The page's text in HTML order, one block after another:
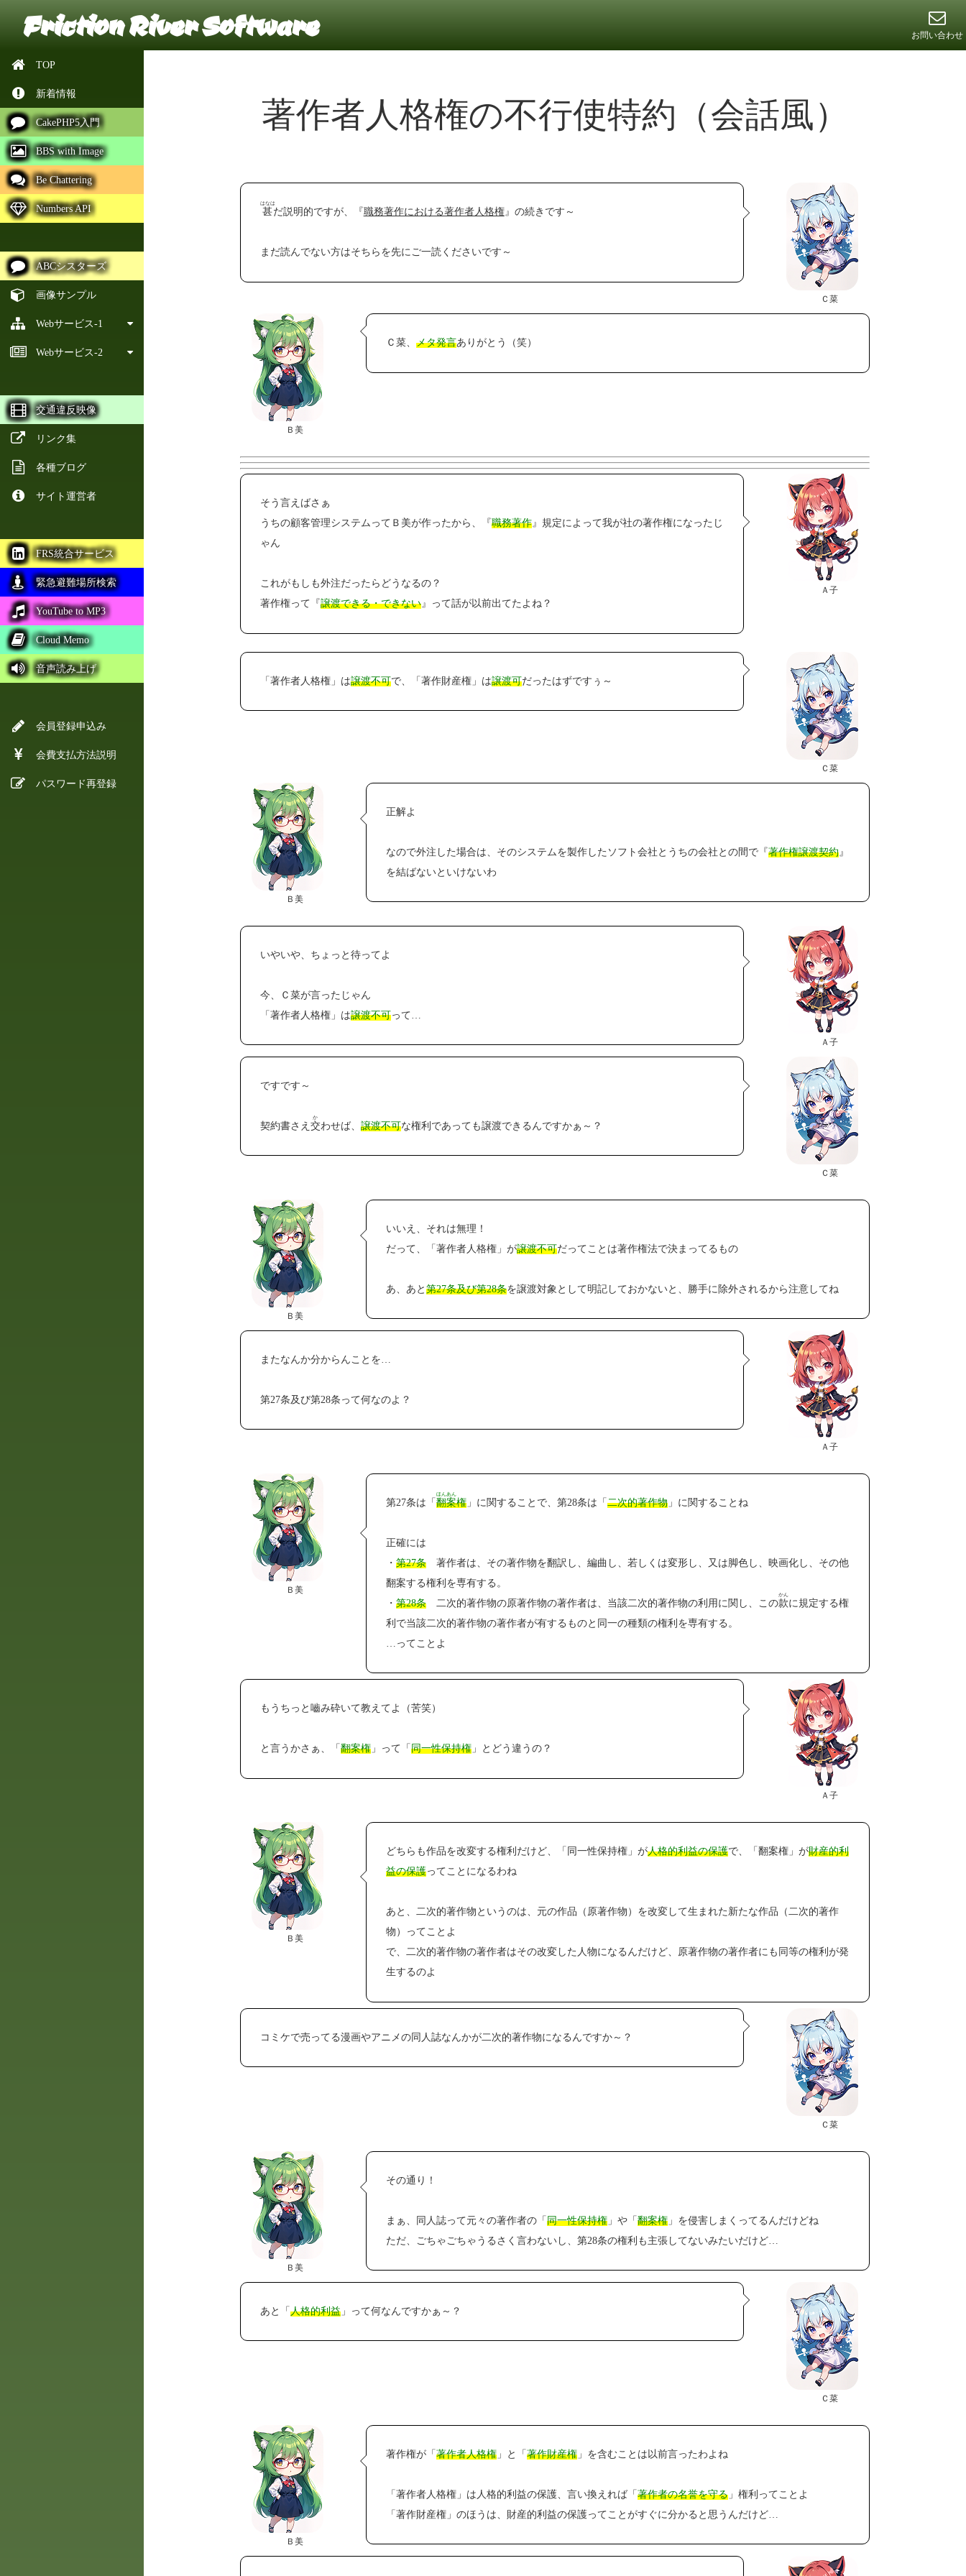
Friction River Software お問い合わせ
TOP
新着情報
CakePHP5入門
BBS with Image
Be Chattering
Numbers API
ABCシスターズ
画像サンプル
Webサービス-1
Webサービス-2
交通違反映像
リンク集
各種ブログ
サイト運営者
FRS統合サービス
緊急避難場所検索
YouTube to MP3
Cloud Memo
音声読み上げ
会員登録申込み
会費支払方法説明
パスワード再登録
著作者人格権の不行使特約（会話風）
Ｃ菜
甚
はなは
だ説明的ですが、『職務著作における著作者人格権』の続きです～
まだ読んでない方はそちらを先にご一読くださいです～
Ｂ美
Ｃ菜、 メタ発言ありがとう（笑）
Ａ子
そう言えばさぁ
うちの顧客管理システムってＢ美が作ったから、『職務著作』規定によって我が社の著作権になったじ
ゃん
これがもしも外注だったらどうなるの？
著作権って『譲渡できる・できない』って話が以前出てたよね？
Ｃ菜
「著作者人格権」は譲渡不可で、「著作財産権」は譲渡可だったはずですぅ～
Ｂ美
正解よ
なので外注した場合は、そのシステムを製作したソフト会社とうちの会社との間で『著作権譲渡契約』
を結ばないといけないわ
Ａ子
いやいや、ちょっと待ってよ
今、Ｃ菜が言ったじゃん
「著作者人格権」は譲渡不可って…
Ｃ菜
ですです～
契約書さえ 交
か
わせば、 譲渡不可な権利であっても譲渡できるんですかぁ～？
Ｂ美
いいえ、それは無理！
だって、「著作者人格権」が譲渡不可だってことは著作権法で決まってるもの
あ、あと 第27条及び第28条を譲渡対象として明記しておかないと、勝手に除外されるから注意してね
Ａ子
またなんか分からんことを…
第27条及び第28条って何なのよ？
Ｂ美
第27条は「 翻案
ほんあん
権」に関することで、第28条は「 二次的著作物」に関することね
正確には
・ 第27条著作者は、その著作物を翻訳し、編曲し、若しくは変形し、又は脚色し、映画化し、その他
翻案する権利を専有する。
・ 第28条二次的著作物の原著作物の著作者は、当該二次的著作物の利用に関し、この款
かん
に規定する権
利で当該二次的著作物の著作者が有するものと同一の種類の権利を専有する。
…ってことよ
Ａ子
もうちっと嚙み砕いて教えてよ（苦笑）
と言うかさぁ、「 翻案権」って「 同一性保持権」とどう違うの？
Ｂ美
どちらも作品を改変する権利だけど、「同一性保持権」が人格的利益の保護で、「翻案権」が財産的利
益の保護ってことになるわね
あと、二次的著作物というのは、元の作品（原著作物）を改変して生まれた新たな作品（二次的著作
物）ってことよ
で、二次的著作物の著作者はその改変した人物になるんだけど、原著作物の著作者にも同等の権利が発
生するのよ
Ｃ菜
コミケで売ってる漫画やアニメの同人誌なんかが二次的著作物になるんですか～？
Ｂ美
その通り！
まぁ、同人誌って元々の著作者の「 同一性保持権」や「 翻案権」を侵害しまくってるんだけどね
ただ、ごちゃごちゃうるさく言わないし、第28条の権利も主張してないみたいだけど…
Ｃ菜
あと「 人格的利益」って何なんですかぁ～？
Ｂ美
著作権が「 著作者人格権」と「 著作財産権」を含むことは以前言ったわよね
「著作者人格権」は人格的利益の保護、言い換えれば「 著作者の名誉を守る」権利ってことよ
「著作財産権」のほうは、財産的利益の保護ってことがすぐに分かると思うんだけど…